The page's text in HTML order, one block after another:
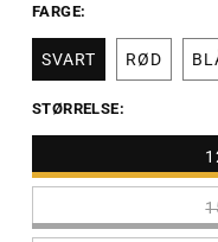
FARGE:
SVART RØD
STØRRELSE: